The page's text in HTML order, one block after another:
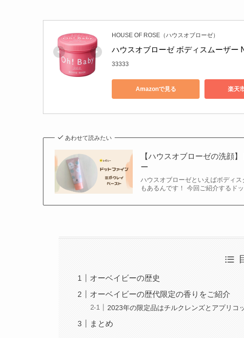
HOUSE OF ROSE（ハウスオブローゼ）
ハウスオブローゼ ボディスムーザー
33333
Amazonで見る 楽天
あわせて読みたい
【ハウスオブローゼの洗顔
ー
ハウスオブローゼといえばボディ
もあるんです！ 今回ご紹介するド
オーベイビーの歴史
オーベイビーの歴代限定の香りをご紹介
2023年の限定品はチルクレンズとアプリコ
まとめ